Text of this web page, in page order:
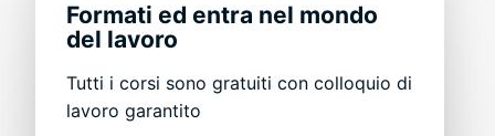
Formati ed entra nel mondo
del lavoro
Tutti i corsi sono gratuiti con colloquio di
lavoro garantito